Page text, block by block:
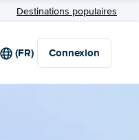
Destinations populaires
(FR) Connexion